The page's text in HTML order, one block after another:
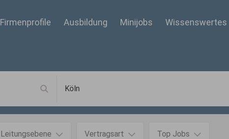
Firmenprofile Ausbildung Minijobs Wissenswertes
Leitungsebene Vertragsart Top Jobs